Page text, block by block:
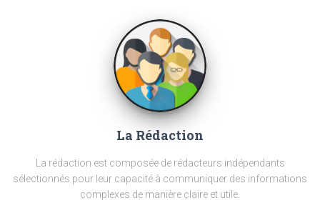
La Rédaction
La rédaction est composée de rédacteurs indépendants
sélectionnés pour leur capacité à communiquer des informations
complexes de manière claire et utile.